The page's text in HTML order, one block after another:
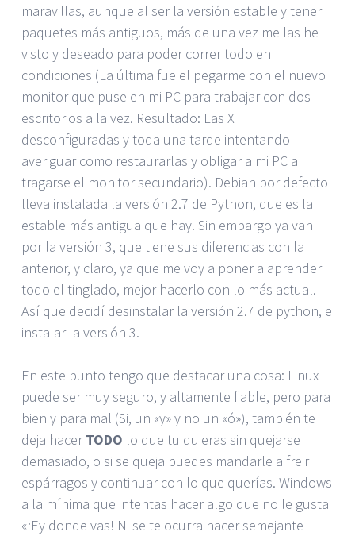
maravillas, aunque al ser la versión estable y tener
paquetes más antiguos, más de una vez me las he
visto y deseado para poder correr todo en
condiciones (La última fue el pegarme con el nuevo
monitor que puse en mi PC para trabajar con dos
escritorios a la vez. Resultado: Las X
desconfiguradas y toda una tarde intentando
averiguar como restaurarlas y obligar a mi PC a
tragarse el monitor secundario). Debian por defecto
lleva instalada la versión 2.7 de Python, que es la
estable más antigua que hay. Sin embargo ya van
por la versión 3, que tiene sus diferencias con la
anterior, y claro, ya que me voy a poner a aprender
todo el tinglado, mejor hacerlo con lo más actual.
Así que decidí desinstalar la versión 2.7 de python, e
instalar la versión 3.
En este punto tengo que destacar una cosa: Linux
puede ser muy seguro, y altamente fiable, pero para
bien y para mal (Si, un «y» y no un «ó»), también te
deja hacerTODO lo que tu quieras sin quejarse
demasiado, o si se queja puedes mandarle a freir
espárragos y continuar con lo que querías. Windows
a la mínima que intentas hacer algo que no le gusta
«¡Ey donde vas! Ni se te ocurra hacer semejante